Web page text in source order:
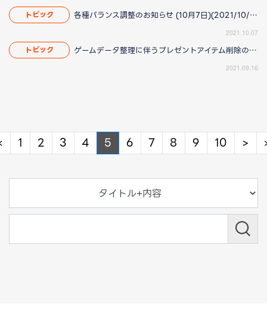
トピック 各種バランス調整のお知らせ (10月7日)(2021/10/11 11:45更新)
2021.10.07
トピック ゲームデータ整理に伴うプレゼントアイテム削除のお知らせ(2021/09/21 18:15更新)
2021.09.16
Previous
1 2 3 4 5 6 7 8 9 10 >